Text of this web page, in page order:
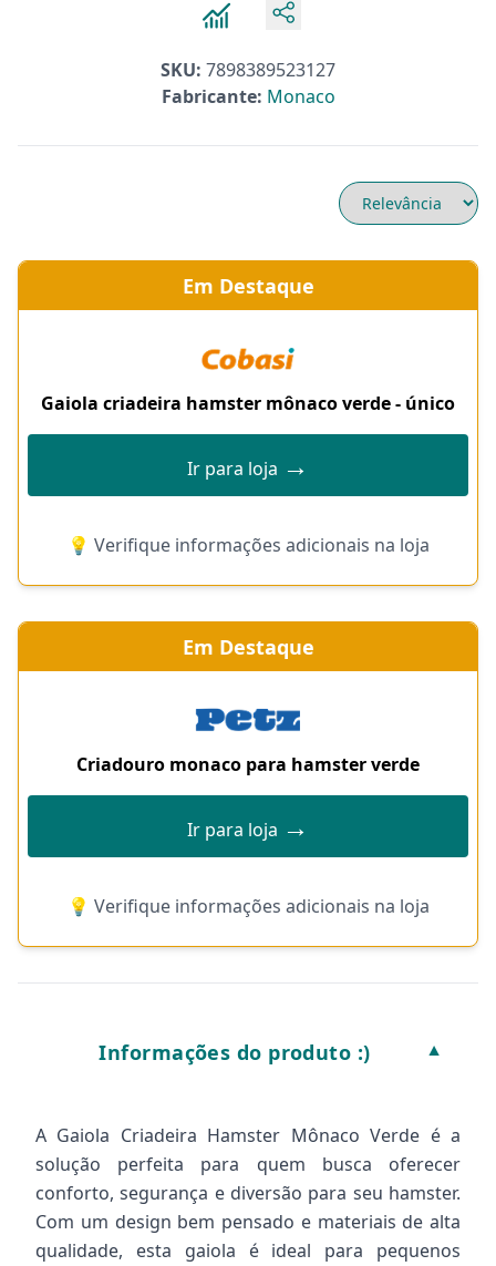
SKU: 7898389523127
Fabricante: Monaco
Em Destaque
Gaiola criadeira hamster mônaco verde - único
Ir para loja →
💡 Verifique informações adicionais na loja
Em Destaque
Criadouro monaco para hamster verde
Ir para loja →
💡 Verifique informações adicionais na loja
Informações do produto :) ▼
A Gaiola Criadeira Hamster Mônaco Verde é a
solução perfeita para quem busca oferecer
conforto, segurança e diversão para seu hamster.
Com um design bem pensado e materiais de alta
qualidade, esta gaiola é ideal para pequenos